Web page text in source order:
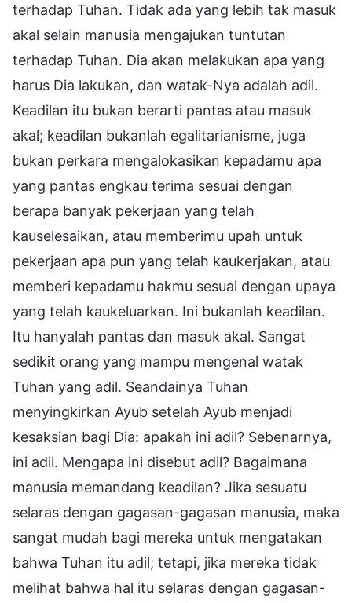
terhadap Tuhan. Tidak ada yang lebih tak masuk
akal selain manusia mengajukan tuntutan
terhadap Tuhan. Dia akan melakukan apa yang
harus Dia lakukan, dan watak-Nya adalah adil.
Keadilan itu bukan berarti pantas atau masuk
akal; keadilan bukanlah egalitarianisme, juga
bukan perkara mengalokasikan kepadamu apa
yang pantas engkau terima sesuai dengan
berapa banyak pekerjaan yang telah
kauselesaikan, atau memberimu upah untuk
pekerjaan apa pun yang telah kaukerjakan, atau
memberi kepadamu hakmu sesuai dengan upaya
yang telah kaukeluarkan. Ini bukanlah keadilan.
Itu hanyalah pantas dan masuk akal. Sangat
sedikit orang yang mampu mengenal watak
Tuhan yang adil. Seandainya Tuhan
menyingkirkan Ayub setelah Ayub menjadi
kesaksian bagi Dia: apakah ini adil? Sebenarnya,
ini adil. Mengapa ini disebut adil? Bagaimana
manusia memandang keadilan? Jika sesuatu
selaras dengan gagasan-gagasan manusia, maka
sangat mudah bagi mereka untuk mengatakan
bahwa Tuhan itu adil; tetapi, jika mereka tidak
melihat bahwa hal itu selaras dengan gagasan-